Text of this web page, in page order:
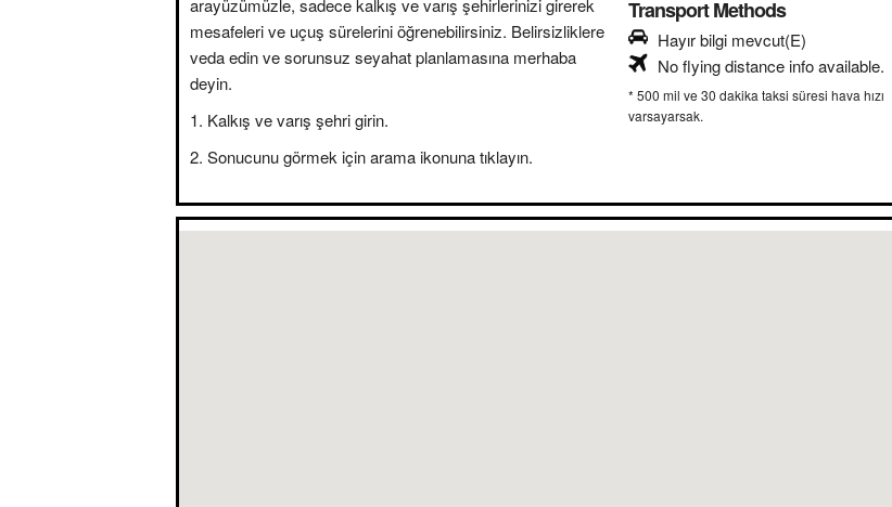
arayüzümüzle, sadece kalkış ve varış şehirlerinizi girerek
mesafeleri ve uçuş sürelerini öğrenebilirsiniz. Belirsizliklere
veda edin ve sorunsuz seyahat planlamasına merhaba
deyin.
Kalkış ve varış şehri girin.
Sonucunu görmek için arama ikonuna tıklayın.
Transport Methods
Hayır bilgi mevcut(E)
No flying distance info available.
* 500 mil ve 30 dakika taksi süresi hava hızı
varsayarsak.